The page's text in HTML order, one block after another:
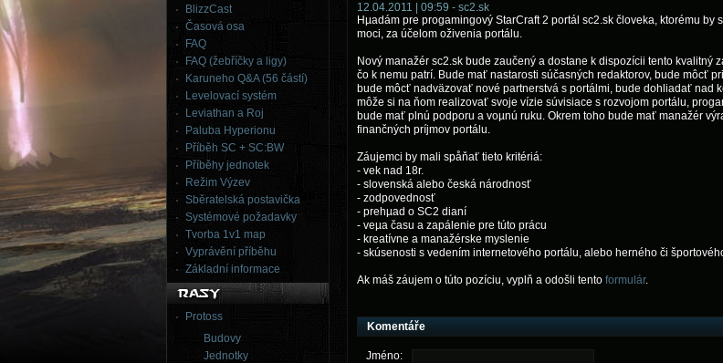
BlizzCast
Časová osa
FAQ
FAQ (žebříčky a ligy)
Karuneho Q&A (56 částí)
Levelovací systém
Leviathan a Roj
Paluba Hyperionu
Příběh SC + SC:BW
Příběhy jednotek
Režim Výzev
Sběratelská postavička
Systémové požadavky
Tvorba 1v1 map
Vyprávění příběhu
Základní informace
Protoss
Budovy
Jednotky
12.04.2011 | 09:59 - sc2.sk
Hµadám pre progamingový StarCraft 2 portál sc2.sk človeka, ktorému by
moci, za účelom oživenia portálu.
Nový manažér sc2.sk bude zaučený a dostane k dispozícii tento kvalitný
čo k nemu patrí. Bude mať nastarosti súčasných redaktorov, bude môcť
bude môcť nadväzovať nové partnerstvá s portálmi, bude dohliadať nad
môže si na ňom realizovať svoje vízie súvisiace s rozvojom portálu,
bude mať plnú podporu a voµnú ruku. Okrem toho bude mať manažér
finančných príjmov portálu.
Záujemci by mali spåňať tieto kritériá:
- vek nad 18r.
- slovenská alebo česká národnosť
- zodpovednosť
- prehµad o SC2 dianí
- veµa času a zapálenie pre túto prácu
- kreatívne a manažérske myslenie
- skúsenosti s vedením internetového portálu, alebo herného či
Ak máš záujem o túto pozíciu, vyplň a odošli tento formulár.
Komentáře
Jméno: